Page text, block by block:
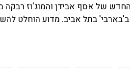
של אסף אבידן והמוג'וז
בתל אביב. מדוע הוחלט